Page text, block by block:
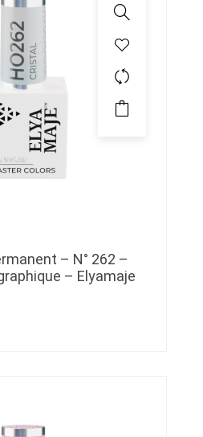
– N° 262 –
– Elyamaje